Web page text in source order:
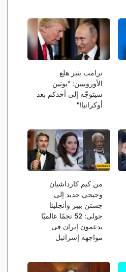
ترامب یثیر هلع
الأوروبیین: "بوتین
سیتوجّه إلى أحدکم بعد
أوکرانیا!"
من کیم کارداشیان
وجیجی حدید إلى
جستن بیبر وأنجلینا
جولی: 52 نجمًا عالمیًا
یدعمون إیران فی
مواجهه إسرائیل